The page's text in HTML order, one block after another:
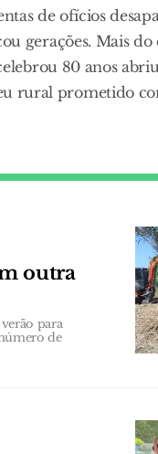
de ofícios
gerações. Mais do
80 anos
rural prometido
outra
para
de